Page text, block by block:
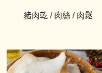
豬肉乾 / 肉絲 / 肉鬆